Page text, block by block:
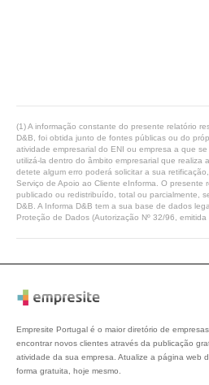
(1) A informação constante do presente relatório
D&B, foi obtida junto de fontes públicas ou do
atividade empresarial do ENI ou empresa a que
utilizá-la dentro do âmbito empresarial que realiza
detete algum erro poderá solicitar a sua
Serviço de Apoio ao Cliente eInforma. O presente
publicado ou redistribuído, total ou parcialmente,
D&B. A Informa D&B tem a sua base de dados
Proteção de Dados (Autorização Nº 32/96, emitida
Empresite Portugal é o maior diretório de
encontrar novos clientes através da publicação
atividade da sua empresa. Atualize a página web
forma gratuita, hoje mesmo.